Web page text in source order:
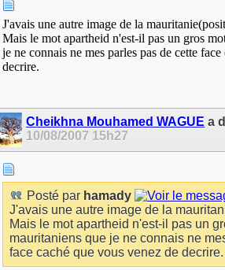
J'avais une autre image de la
Mais le mot apartheid n'est-il pas un gros
je ne connais ne mes parles pas de cette
decrire.
Cheikhna Mouhamed WAGUE a
10/08/2007 15h27
Posté par hamady
J'avais une autre image de la
Mais le mot apartheid n'est-il pas un
mauritaniens que je ne connais ne
face caché que vous venez de decrire.